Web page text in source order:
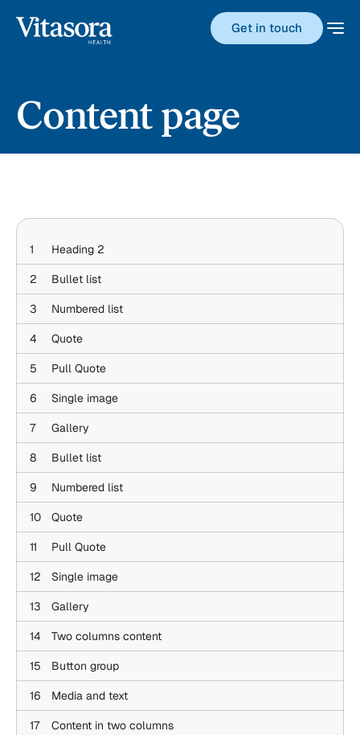
Get in touch
Content page
1 Heading 2
2 Bullet list
3 Numbered list
4 Quote
5 Pull Quote
6 Single image
7 Gallery
8 Bullet list
9 Numbered list
10 Quote
11 Pull Quote
12 Single image
13 Gallery
14 Two columns content
15 Button group
16 Media and text
17 Content in two columns